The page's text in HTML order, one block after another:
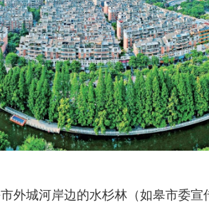
外城河岸边的水杉林（如皋市委宣